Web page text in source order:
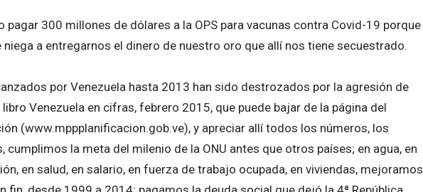
pagar 300 millones de dólares a la OPS para vacunas contra Covid-19 porque
niega a entregarnos el dinero de nuestro oro que allí nos tiene secuestrado.
por Venezuela hasta 2013 han sido destrozados por la agresión de
Venezuela en cifras, febrero 2015, que puede bajar de la página del
(www.mppplanificacion.gob.ve), y apreciar allí todos los números, los
cumplimos la meta del milenio de la ONU antes que otros países; en agua, en
en salud, en salario, en fuerza de trabajo ocupada, en viviendas, mejoramos